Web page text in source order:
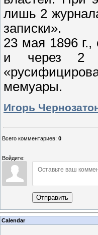
лишь 2
записки».
23 мая 1896 г.,
и через 2
мемуары.
Игорь
Всего комментариев: 0
Войдите:
Отправить
Calendar